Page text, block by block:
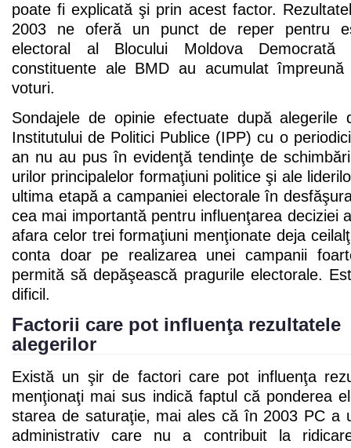
poate fi explicată şi prin acest factor.
2003 ne oferă un punct de reper pentru
electoral al Blocului Moldova Democrată
constituente ale BMD au acumulat
voturi.
Sondajele de opinie efectuate după alegerile
Institutului de Politici Publice (IPP) cu o
an nu au pus în evidenţă tendinţe de
urilor principalelor formaţiuni politice şi ale
ultima etapă a campaniei electorale în
cea mai importantă pentru influenţarea deciziei
afara celor trei formaţiuni menţionate deja
conta doar pe realizarea unei campanii
permită să depăşească pragurile electorale.
dificil.
Factorii care pot influenţa rezultatele
alegerilor
Există un şir de factori care pot influenţa
menţionaţi mai sus indică faptul că ponderea
starea de saturaţie, mai ales că în 2003 PC a
administrativ care nu a contribuit la